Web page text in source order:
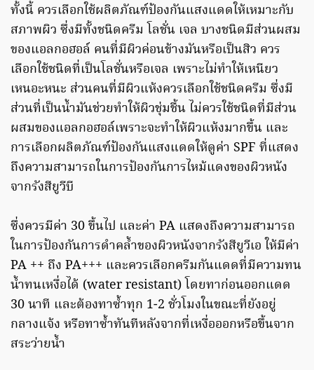
ทั้งนี้ ควรเลือกใช้ผลิตภัณฑ์ป้องกันแสงแดดให้เหมาะกับ
สภาพผิว ซึ่งมีทั้งชนิดครีม โลชั่น เจล บางชนิดมีส่วนผสม
ของแอลกอฮอล์ คนที่มีผิวค่อนข้างมันหรือเป็นสิว ควร
เลือกใช้ชนิดที่เป็นโลชั่นหรือเจล เพราะไม่ทำให้เหนียว
เหนอะหนะ ส่วนคนที่มีผิวแห้งควรเลือกใช้ชนิดครีม ซึ่งมี
ส่วนที่เป็นน้ำมันช่วยทำให้ผิวชุ่มชื้น ไม่ควรใช้ชนิดที่มีส่วน
ผสมของแอลกอฮอล์เพราะจะทำให้ผิวแห้งมากขึ้น และ
การเลือกผลิตภัณฑ์ป้องกันแสงแดดให้ดูค่า SPF ที่แสดง
ถึงความสามารถในการป้องกันการไหม้แดงของผิวหนัง
จากรังสียูวีบี
ซึ่งควรมีค่า 30 ขึ้นไป และค่า PA แสดงถึงความสามารถ
ในการป้องกันการดำคล้ำของผิวหนังจากรังสียูวีเอ ให้มีค่า
PA ++ ถึง PA+++ และควรเลือกครีมกันแดดที่มีความทน
น้ำทนเหงื่อได้ (water resistant) โดยทาก่อนออกแดด
30 นาที และต้องทาซ้ำทุก 1-2 ชั่วโมงในขณะที่ยังอยู่
กลางแจ้ง หรือทาซ้ำทันทีหลังจากที่เหงื่อออกหรือขึ้นจาก
สระว่ายน้ำ